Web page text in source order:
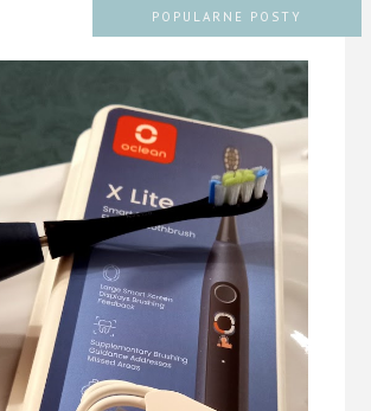
POPULARNE POSTY